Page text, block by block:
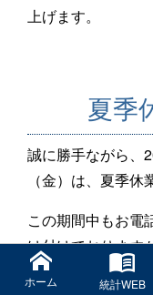
上げます。
夏季
誠に勝手ながら、
（金）は、夏季休
この期間中もお電
け付けております
は、8月18日（月
ホーム 統計WEB